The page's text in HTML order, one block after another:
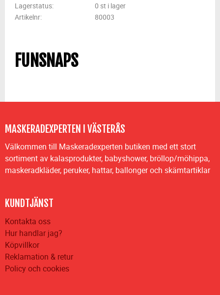
Lagerstatus
0 st i lager
Artikelnr
80003
FUNSNAPS
MASKERADEXPERTEN I VÄSTERÅS
Välkommen till Maskeradexperten butiken med ett stort
sortiment av kalasprodukter, babyshower, bröllop/möhippa,
maskeradkläder, peruker, hattar, ballonger och skämtartiklar
KUNDTJÄNST
Kontakta oss
Hur handlar jag?
Köpvillkor
Reklamation & retur
Policy och cookies